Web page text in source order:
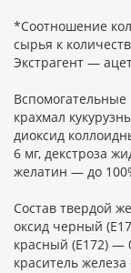
*Соотношение
сырья к
Экстрагент —
крахмал
диоксид
6 мг, декстроза
желатин — до
Состав твердой
оксид черный
красный (Е172) —
краситель